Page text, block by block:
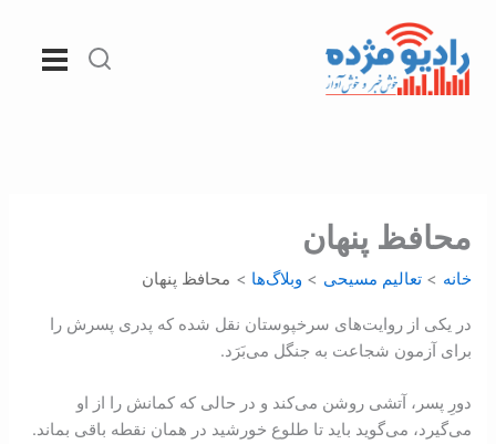
محتوا
محافظ پنهان
خانه تعالیم مسیحی وبلاگ‌ها محافظ پنهان
در یکی از روایت‌های سرخپوستان نقل شده که پدری پسرش را
برای آزمون شجاعت به جنگل می‌بَرَد.
دورِ پسر، آتشی روشن می‌کند و در حالی که کمانش را از او
می‌گیرد، می‌گوید باید تا طلوع خورشید در همان نقطه باقی بماند.